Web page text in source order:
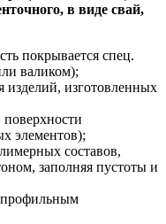
в виде свай,
покрывается спец.
валиком);
изделий, изготовленных
элементов);
составов,
заполняя пустоты и
профильным